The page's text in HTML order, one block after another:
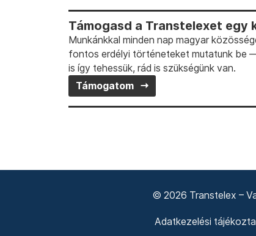
Támogasd a Transtelexet egy
Munkánkkal minden nap magyar
fontos erdélyi történeteket mutatunk be
is így tehessük, rád is szükségünk van.
Támogatom
© 2026 Transtelex –
Adatkezelési